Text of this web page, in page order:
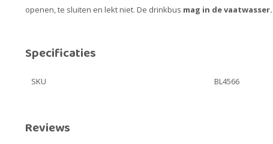
openen, te sluiten en lekt niet. De drinkbus mag in de vaatwasser.
Specificaties
SKU BL4566
Reviews